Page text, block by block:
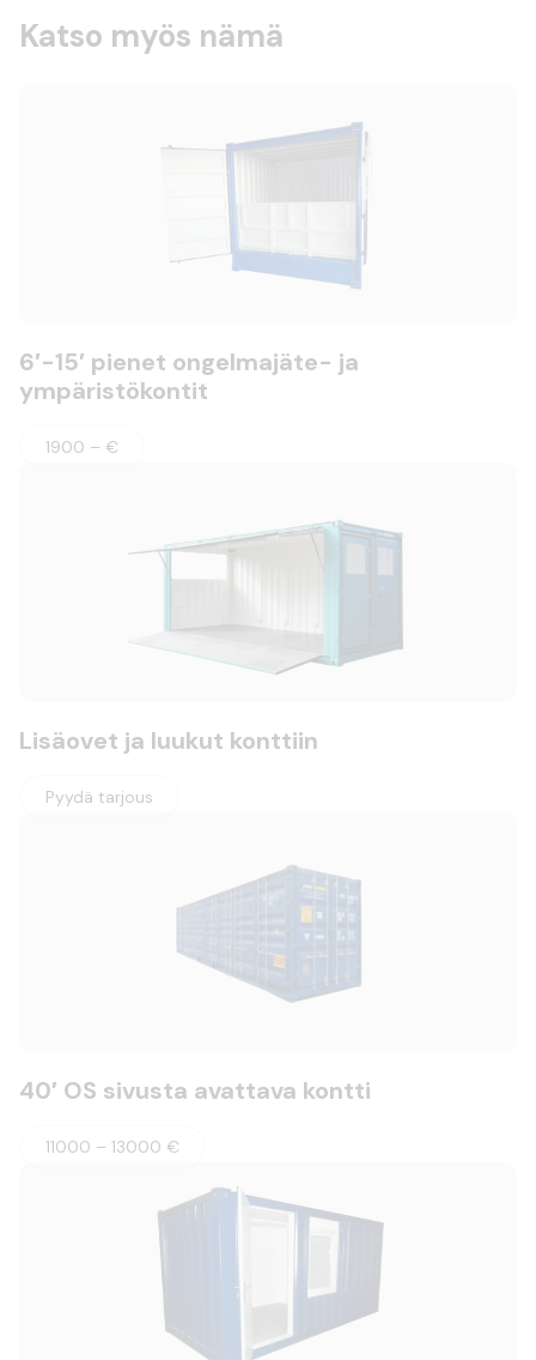
Katso myös nämä
6′-15′ pienet ongelmajäte- ja
ympäristökontit
1900 – €
Lisäovet ja luukut konttiin
Pyydä tarjous
40′ OS sivusta avattava kontti
11000 – 13000 €